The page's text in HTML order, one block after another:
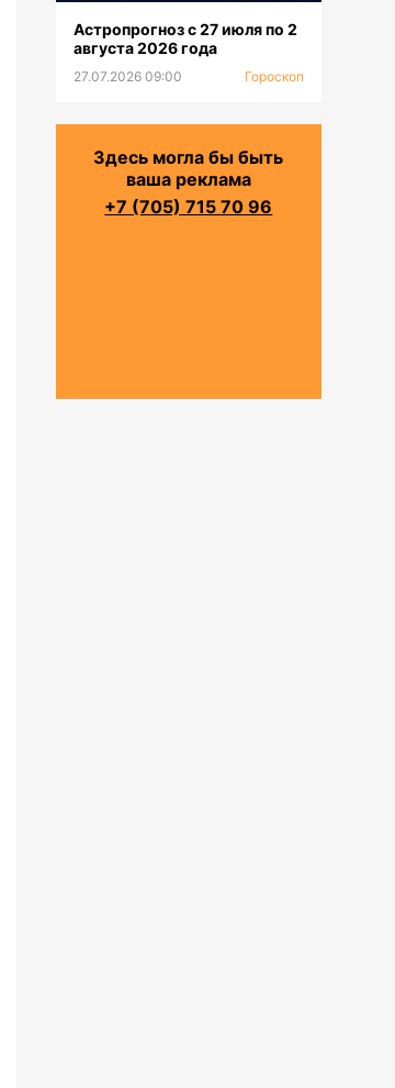
Астропрогноз с 27 июля по 2
августа 2026 года
27.07.2026 09:00 Гороскоп
Здесь могла бы быть
ваша реклама
+7 (705) 715 70 96